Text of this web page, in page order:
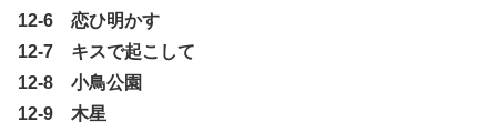
12-6 恋ひ明かす
12-7 キスで起こして
12-8 小鳥公園
12-9 木星